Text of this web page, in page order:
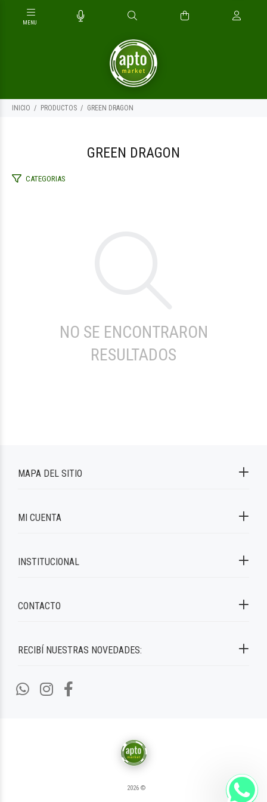
INICIO PRODUCTOS GREEN DRAGON
GREEN DRAGON
CATEGORIAS
NO SE ENCONTRARON
RESULTADOS
RECIBÍ NUESTRAS NOVEDADES:
MAPA DEL SITIO
MI CUENTA
INSTITUCIONAL
CONTACTO
2026 ©